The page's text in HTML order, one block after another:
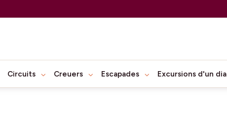
Circuits Creuers Escapades Excursions d'un dia